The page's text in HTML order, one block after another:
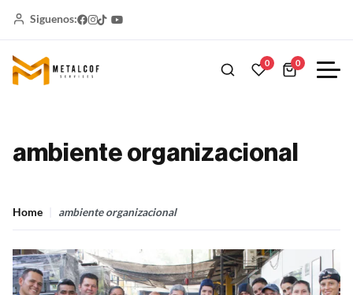
Siguenos:
0 0
ambiente organizacional
Home ambiente organizacional